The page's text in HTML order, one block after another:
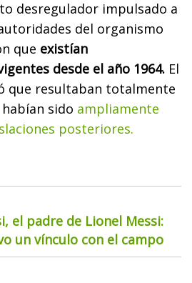
desregulador impulsado a
del organismo
que existían
desde el año 1964. El
que resultaban totalmente
sido ampliamente
posteriores.
el padre de Lionel Messi:
un vínculo con el campo